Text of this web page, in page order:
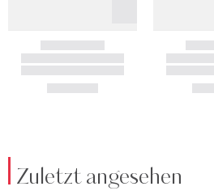
Zuletzt angesehen